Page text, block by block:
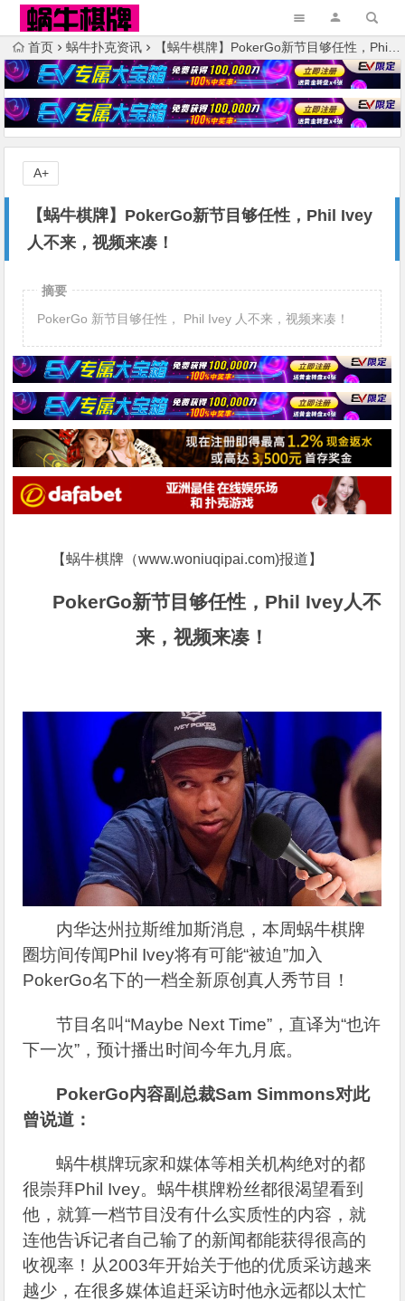
首页 蜗牛扑克资讯 【蜗牛棋牌】PokerGo新节目够任性，Phil Ivey人不来，视频来凑！
【蜗牛棋牌】PokerGo新节目够任性，Phil Ivey
人不来，视频来凑！
A+
摘要
PokerGo 新节目够任性， Phil Ivey 人不来，视频来凑！
【蜗牛棋牌（www.woniuqipai.com)报道】
PokerGo新节目够任性， Phil Ivey人不
来，视频来凑！
内华达州拉斯维加斯消息，本周蜗牛棋牌
圈坊间传闻Phil Ivey将有可能“被迫”加入
PokerGo名下的一档全新原创真人秀节目！
节目名叫“Maybe Next Time”，直译为“也许
下一次”，预计播出时间今年九月底。
PokerGo内容副总裁Sam Simmons对此
曾说道：
蜗牛棋牌玩家和媒体等相关机构绝对的都
很崇拜Phil Ivey。蜗牛棋牌粉丝都很渴望看到
他，就算一档节目没有什么实质性的内容，就
连他告诉记者自己输了的新闻都能获得很高的
收视率！从2003年开始关于他的优质采访越来
越少，在很多媒体追赶采访时他永远都以太忙